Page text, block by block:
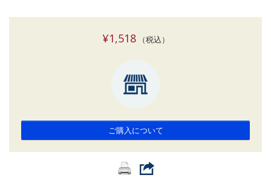
¥1,518（税込）
ご購入について